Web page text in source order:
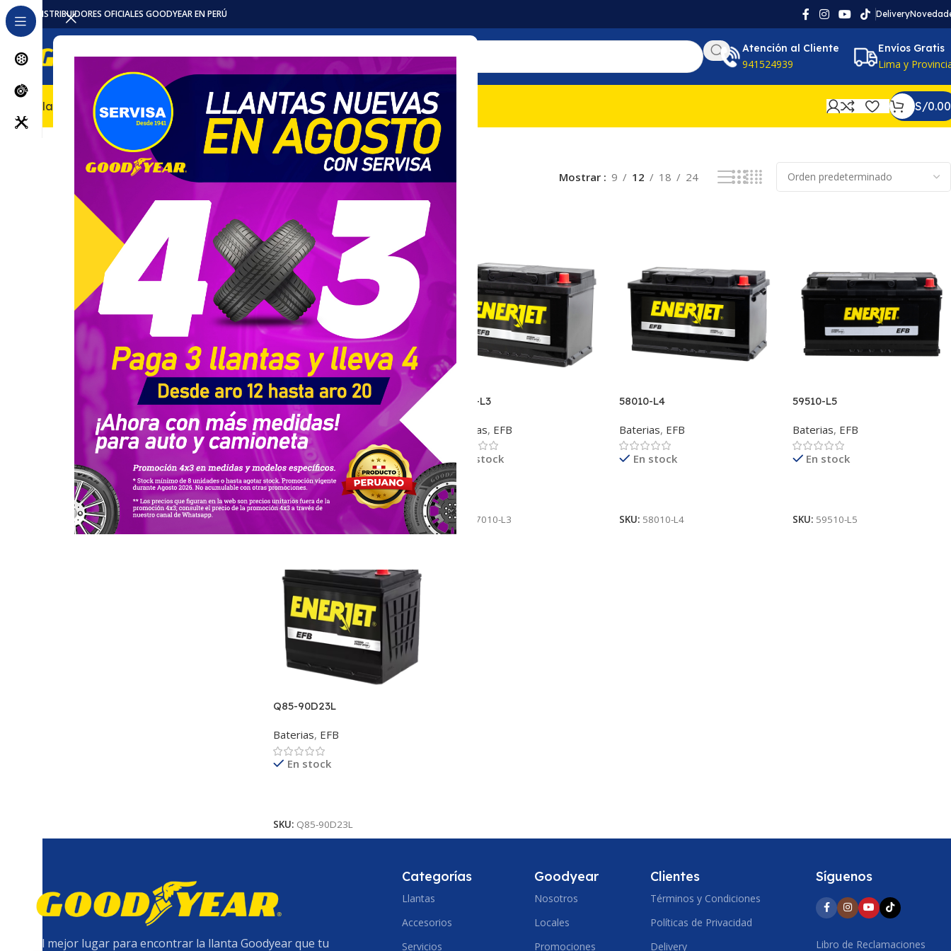
DISTRIBUIDORES OFICIALES GOODYEAR EN PERÚ Delivery
Atención al Cliente
941524939
Envíos Gratis
Lima y
Llantas Accesorios / Repuestos ServiciosLocalesPromocionesNosotrosContacto S/0.00
Baterias EFB Mostrando los 5 resultados
BUSCAR POR VEHÍCULO
Buscar
POLARIDAD
5
Mostrar 9 12 18 24
56010-L2
Baterias, EFB
En stock
Leer Más
SKU: 56010-L2
57010-L3
Baterias, EFB
En stock
Leer Más
SKU: 57010-L3
58010-L4
Baterias, EFB
En stock
SKU: 58010-L4
59510-L5
Baterias, EFB
En stock
SKU: 59510-L5
Q85-90D23L
Baterias, EFB
En stock
SKU: Q85-90D23L
El mejor lugar para encontrar la llanta Goodyear que tu
Categorías
Llantas
Accesorios
Servicios
Goodyear
Nosotros
Locales
Promociones
Clientes
Términos y Condiciones
Políticas de Privacidad
Delivery
Síguenos
Libro de Reclamaciones